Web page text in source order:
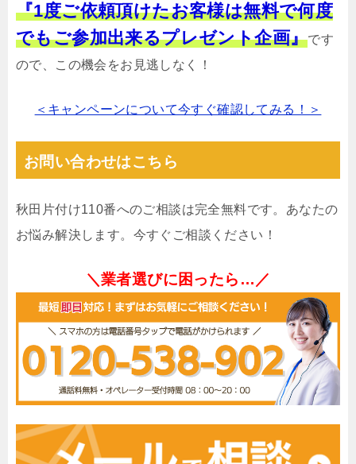
『1度ご依頼頂けたお客様は無料で何度
でもご参加出来るプレゼント企画』です
ので、この機会をお見逃しなく！
＜キャンペーンについて今すぐ確認してみる！＞
お問い合わせはこちら
秋田片付け110番へのご相談は完全無料です。あなたの
お悩み解決します。今すぐご相談ください！
＼業者選びに困ったら…／